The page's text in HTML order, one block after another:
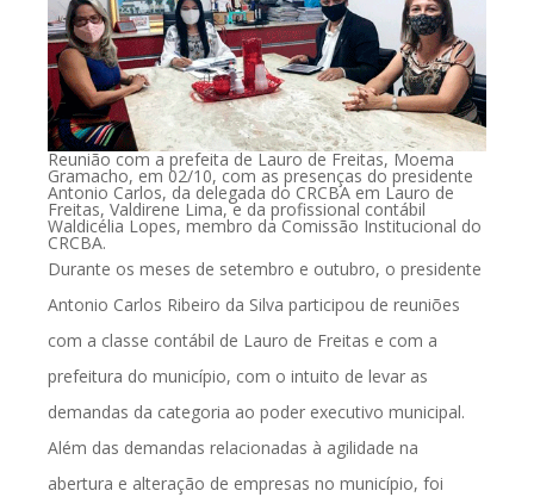
Reunião com a prefeita de Lauro de Freitas, Moema
Gramacho, em 02/10, com as presenças do presidente
Antonio Carlos, da delegada do CRCBA em Lauro de
Freitas, Valdirene Lima, e da profissional contábil
Waldicélia Lopes, membro da Comissão Institucional do
CRCBA.
Durante os meses de setembro e outubro, o presidente
Antonio Carlos Ribeiro da Silva participou de reuniões
com a classe contábil de Lauro de Freitas e com a
prefeitura do município, com o intuito de levar as
demandas da categoria ao poder executivo municipal.
Além das demandas relacionadas à agilidade na
abertura e alteração de empresas no município, foi